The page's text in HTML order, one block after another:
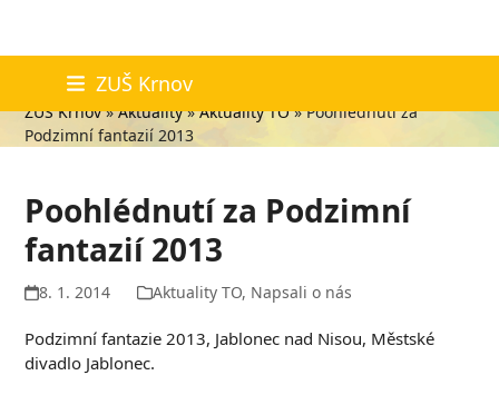
content
ZUŠ Krnov
Aktuality
ZUŠ Krnov»Aktuality»Aktuality TO»Poohlédnutí za
Podzimní fantazií 2013
Poohlédnutí za Podzimní
fantazií 2013
8. 1. 2014 Aktuality TO, Napsali o nás
Podzimní fantazie 2013, Jablonec nad Nisou, Městské
divadlo Jablonec.